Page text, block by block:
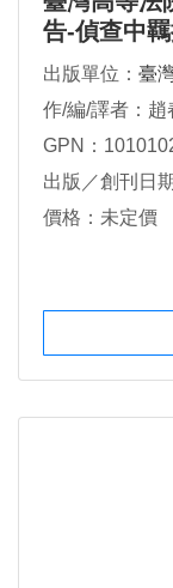
告-偵查中
出版單位： 臺
作/編/譯者：趙
GPN：
出版／創刊日
價格：未定價